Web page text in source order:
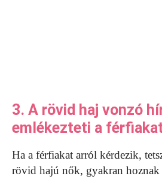
3. A rövid haj vonzó
emlékezteti a
Ha a férfiakat arról kérdezik,
rövid hajú nők, gyakran